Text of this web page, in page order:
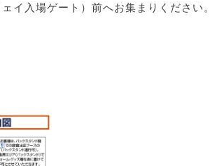
入場ゲート）前へお集まりください。